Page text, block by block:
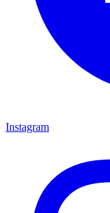
Instagram